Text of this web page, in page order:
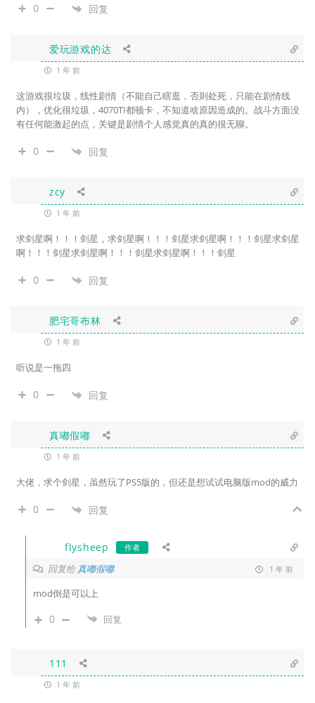
0 回复
爱玩游戏的达
1 年 前
这游戏很垃圾，线性剧情（不能自己瞎逛，否则处死，只能在剧情线
内），优化很垃圾，4070TI都顿卡，不知道啥原因造成的。战斗方面没
有任何能激起的点，关键是剧情个人感觉真的真的很无聊。
0 回复
zcy
1 年 前
求剑星啊！！！剑星， 求剑星啊！！！剑星求剑星啊！！！剑星求剑星
啊！！！剑星求剑星啊！！！剑星求剑星啊！！！剑星
0 回复
肥宅哥布林
1 年 前
听说是一拖四
0 回复
真嘟假嘟
1 年 前
大佬，求个剑星，虽然玩了PS5版的，但还是想试试电脑版mod的威力
0 回复
flysheep 作者
回复给真嘟假嘟 1 年 前
mod倒是可以上
0 回复
111
1 年 前